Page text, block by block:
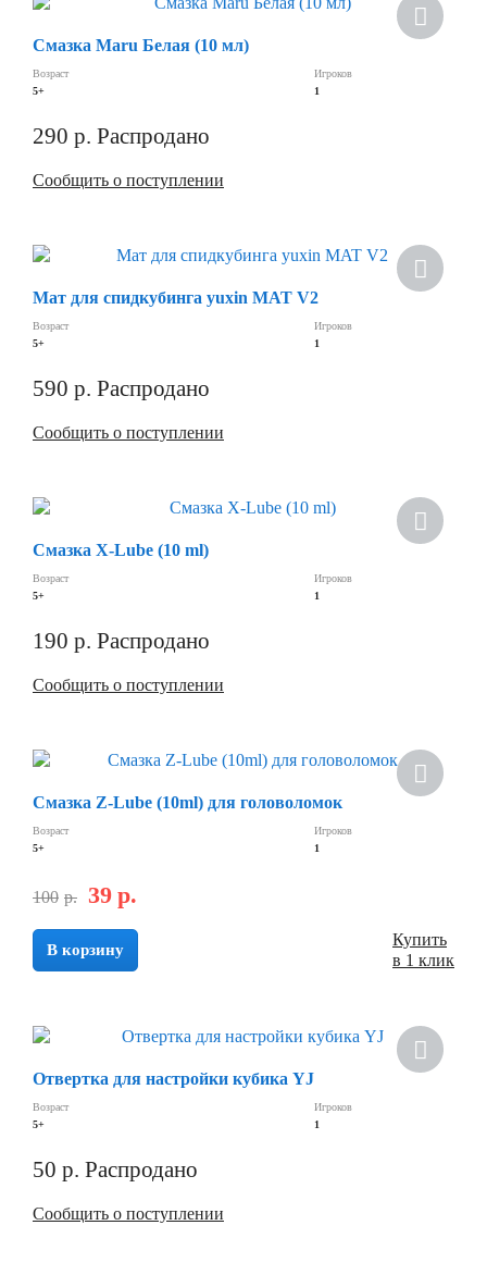
Смазка Maru Белая (10 мл)
Возраст
5+
Игроков
1
290 р. Распродано
Сообщить о поступлении
Мат для спидкубинга yuxin MAT V2
Возраст
5+
Игроков
1
590 р. Распродано
Сообщить о поступлении
Смазка X-Lube (10 ml)
Возраст
5+
Игроков
1
190 р. Распродано
Сообщить о поступлении
Смазка Z-Lube (10ml) для головоломок
Возраст
5+
Игроков
1
100 р. 39 р.
В корзину
Купить
в 1 клик
Отвертка для настройки кубика YJ
Возраст
5+
Игроков
1
50 р. Распродано
Сообщить о поступлении